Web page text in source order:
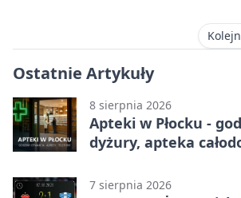
Ostatnie Artykuły
8 sierpnia 2026
Apteki w Płocku -
dyżury, apteka
7 sierpnia 2026